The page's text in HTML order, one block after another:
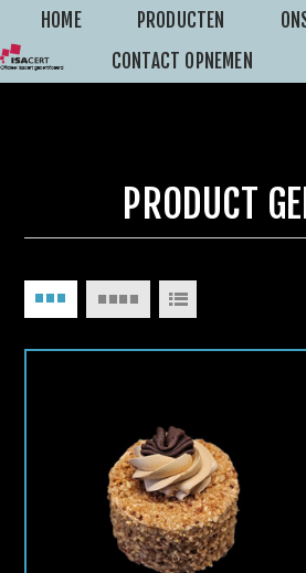
HOME PRODUCTEN
CONTACT OPNEMEN
PRODUCT